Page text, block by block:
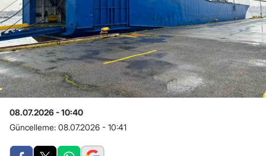
08.07.2026 - 10:40
Güncelleme: 08.07.2026 - 10:41